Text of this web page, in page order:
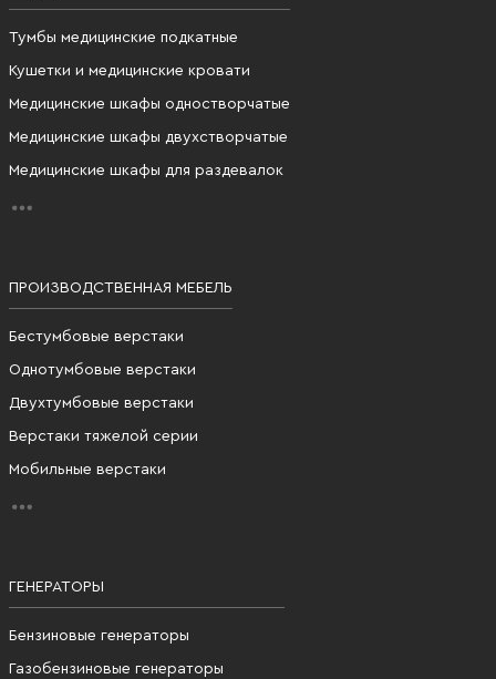
Тумбы медицинские подкатные
Кушетки и медицинские кровати
Медицинские шкафы одностворчатые
Медицинские шкафы двухстворчатые
Медицинские шкафы для раздевалок
ПРОИЗВОДСТВЕННАЯ МЕБЕЛЬ
Бестумбовые верстаки
Однотумбовые верстаки
Двухтумбовые верстаки
Верстаки тяжелой серии
Мобильные верстаки
ГЕНЕРАТОРЫ
Бензиновые генераторы
Газобензиновые генераторы